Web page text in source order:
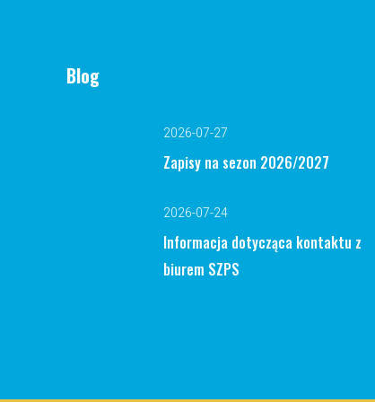
Blog
2026-07-27
Zapisy na sezon 2026/2027
2026-07-24
Informacja dotycząca kontaktu z
biurem SZPS